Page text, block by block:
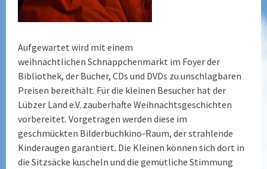
Aufgewartet wird mit einem
weihnachtlichen Schnäppchenmarkt im Foyer der
Bibliothek, der Bücher, CDs und DVDs zu unschlagbaren
Preisen bereithält. Für die kleinen Besucher hat der
Lübzer Land e.V. zauberhafte Weihnachtsgeschichten
vorbereitet. Vorgetragen werden diese im
geschmückten Bilderbuchkino-Raum, der strahlende
Kinderaugen garantiert. Die Kleinen können sich dort in
die Sitzsäcke kuscheln und die gemütliche Stimmung